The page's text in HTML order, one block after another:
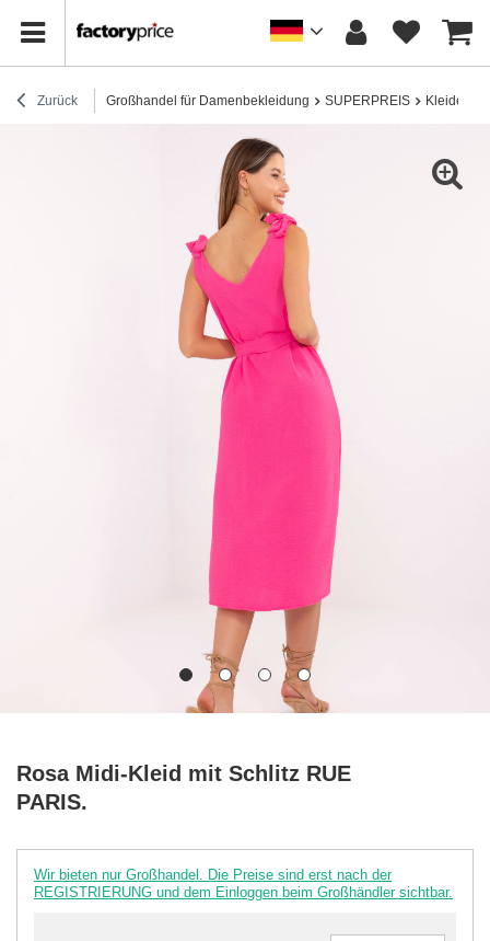
Zurück Großhandel für Damenbekleidung SUPERPREIS Kleider
Rosa Midi-Kleid mit Schlitz RUE
PARIS.
Wir bieten nur Großhandel. Die Preise sind erst nach der
REGISTRIERUNG und dem Einloggen beim Großhändler sichtbar.